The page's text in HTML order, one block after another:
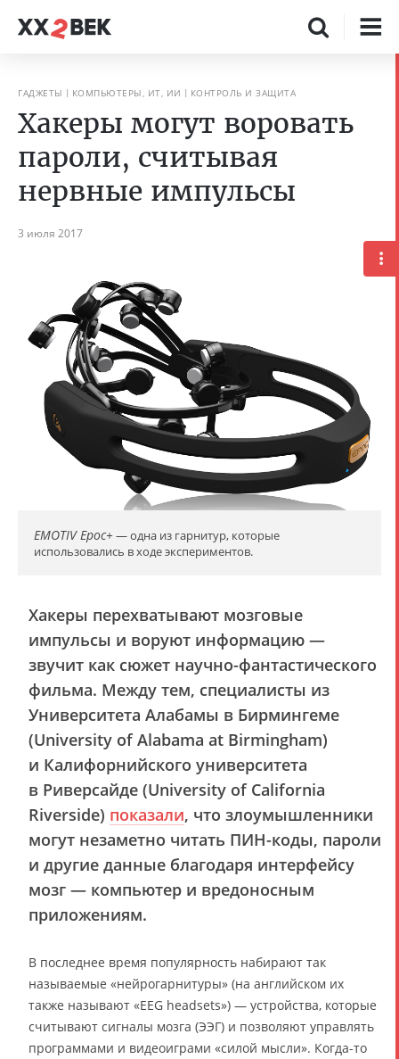
ГАДЖЕТЫ КОМПЬЮТЕРЫ, ИТ, ИИ КОНТРОЛЬ И ЗАЩИТА
Хакеры могут воровать
пароли, считывая
нервные импульсы
3 июля 2017
EMOTIV Epoc+— одна из гарнитур, которые
использовались в ходе экспериментов.
Хакеры перехватывают мозговые
импульсы и воруют информацию —
звучит как сюжет научно-фантастического
фильма. Между тем, специалисты из
Университета Алабамы в Бирмингеме
(University of Alabama at Birmingham)
и Калифорнийского университета
в Риверсайде (University of California
Riverside) показали, что злоумышленники
могут незаметно читать ПИН-коды, пароли
и другие данные благодаря интерфейсу
мозг — компьютер и вредоносным
приложениям.
В последнее время популярность набирают так
называемые «нейрогарнитуры» (на английском их
также называют «EEG headsets») — устройства, которые
считывают сигналы мозга (ЭЭГ) и позволяют управлять
программами и видеоиграми «силой мысли». Когда-то